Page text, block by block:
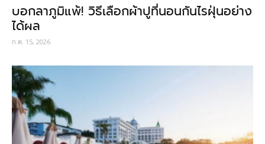
บอกลาภูมิแพ้! วิธีเลือกผ้าปูที่นอนกันไรฝุ่นอย่าง
ได้ผล
ก.ค. 15, 2026